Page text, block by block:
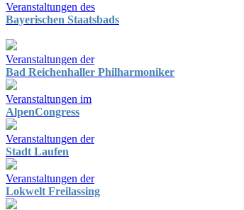
Veranstaltungen des
Bayerischen Staatsbads
Veranstaltungen der
Bad Reichenhaller Philharmoniker
Veranstaltungen im
AlpenCongress
Veranstaltungen der
Stadt Laufen
Veranstaltungen der
Lokwelt Freilassing